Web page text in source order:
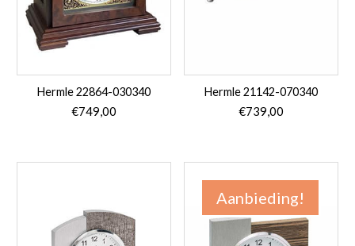
Hermle 22864-030340
€749,00
Hermle 21142-070340
€739,00
Aanbieding!